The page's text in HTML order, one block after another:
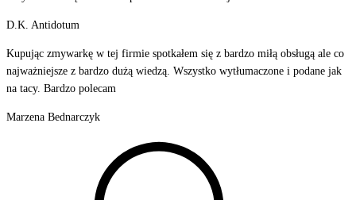
D.K. Antidotum
Kupując zmywarkę w tej firmie spotkałem się z bardzo miłą obsługą ale co
najważniejsze z bardzo dużą wiedzą. Wszystko wytłumaczone i podane jak
na tacy. Bardzo polecam
Marzena Bednarczyk